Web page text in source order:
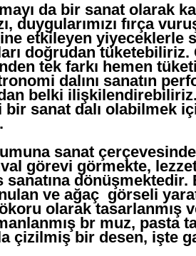
da bir sanat olarak
duygularımızı fırça
etkileyen yiyeceklerle
doğrudan
tek farkı hemen
dalını sanatın
belki ilişkilendirebiliriz.
sanat dalı olabilmek
sanat
görevi görmekte,
sanatına dönüşmektedir.
ve ağaç görseli
olarak tasarlanmış
br muz, pasta
çizilmiş bir desen, işte